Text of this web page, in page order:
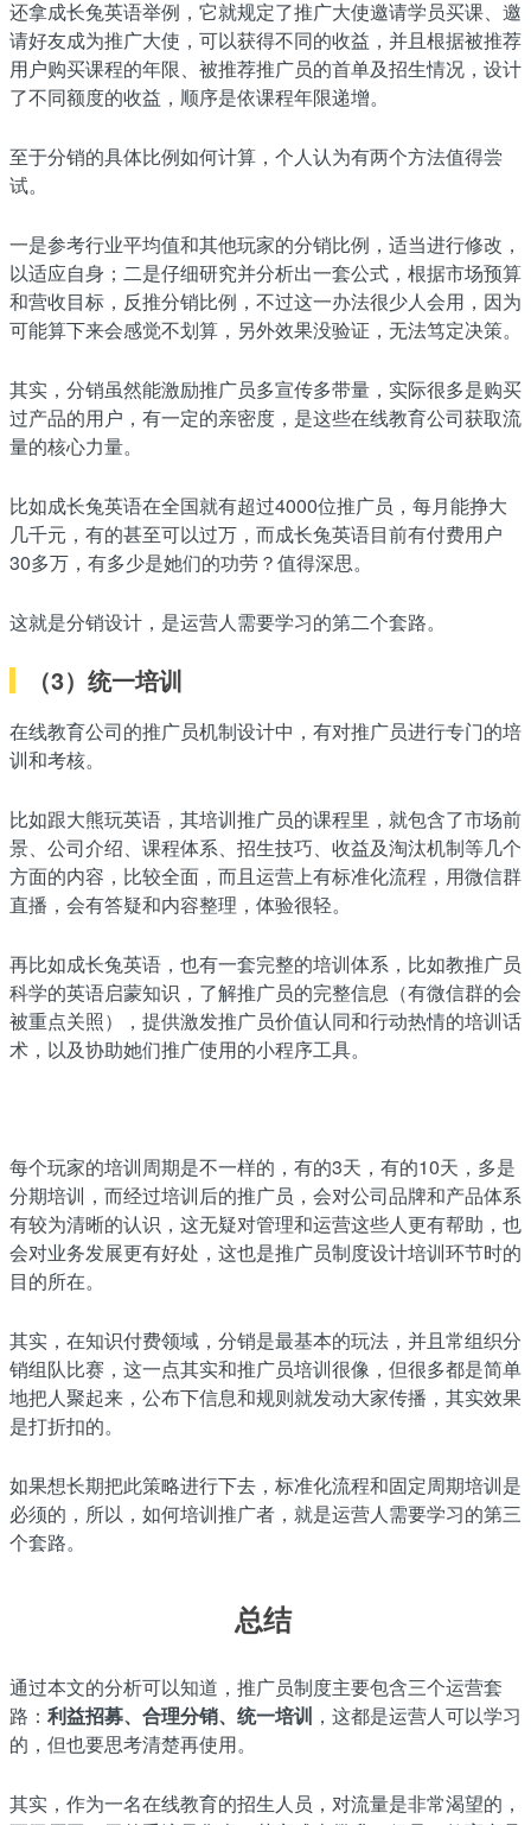
还拿成长兔英语举例，它就规定了推广大使邀请学员买课、邀
请好友成为推广大使，可以获得不同的收益，并且根据被推荐
用户购买课程的年限、被推荐推广员的首单及招生情况，设计
了不同额度的收益，顺序是依课程年限递增。
至于分销的具体比例如何计算，个人认为有两个方法值得尝
试。
一是参考行业平均值和其他玩家的分销比例，适当进行修改，
以适应自身；二是仔细研究并分析出一套公式，根据市场预算
和营收目标，反推分销比例，不过这一办法很少人会用，因为
可能算下来会感觉不划算，另外效果没验证，无法笃定决策。
其实，分销虽然能激励推广员多宣传多带量，实际很多是购买
过产品的用户，有一定的亲密度，是这些在线教育公司获取流
量的核心力量。
比如成长兔英语在全国就有超过4000位推广员，每月能挣大
几千元，有的甚至可以过万，而成长兔英语目前有付费用户
30多万，有多少是她们的功劳？值得深思。
这就是分销设计，是运营人需要学习的第二个套路。
（3）统一培训
在线教育公司的推广员机制设计中，有对推广员进行专门的培
训和考核。
比如跟大熊玩英语，其培训推广员的课程里，就包含了市场前
景、公司介绍、课程体系、招生技巧、收益及淘汰机制等几个
方面的内容，比较全面，而且运营上有标准化流程，用微信群
直播，会有答疑和内容整理，体验很轻。
再比如成长兔英语，也有一套完整的培训体系，比如教推广员
科学的英语启蒙知识，了解推广员的完整信息（有微信群的会
被重点关照），提供激发推广员价值认同和行动热情的培训话
术，以及协助她们推广使用的小程序工具。
每个玩家的培训周期是不一样的，有的3天，有的10天，多是
分期培训，而经过培训后的推广员，会对公司品牌和产品体系
有较为清晰的认识，这无疑对管理和运营这些人更有帮助，也
会对业务发展更有好处，这也是推广员制度设计培训环节时的
目的所在。
其实，在知识付费领域，分销是最基本的玩法，并且常组织分
销组队比赛，这一点其实和推广员培训很像，但很多都是简单
地把人聚起来，公布下信息和规则就发动大家传播，其实效果
是打折扣的。
如果想长期把此策略进行下去，标准化流程和固定周期培训是
必须的，所以，如何培训推广者，就是运营人需要学习的第三
个套路。
总结
通过本文的分析可以知道，推广员制度主要包含三个运营套
路： 利益招募、合理分销、统一培训 ，这都是运营人可以学习
的，但也要思考清楚再使用。
其实，作为一名在线教育的招生人员，对流量是非常渴望的，